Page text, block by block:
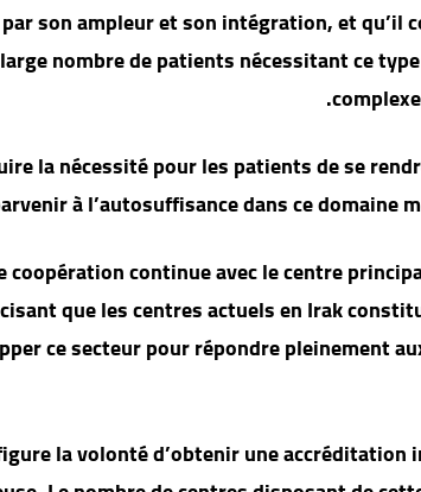
son ampleur et son intégration, et qu’il
nombre de patients nécessitant ce
la nécessité pour les patients de se
à l’autosuffisance dans ce domaine
coopération continue avec le centre
que les centres actuels en Irak
ce secteur pour répondre pleinement
la volonté d’obtenir une accréditation